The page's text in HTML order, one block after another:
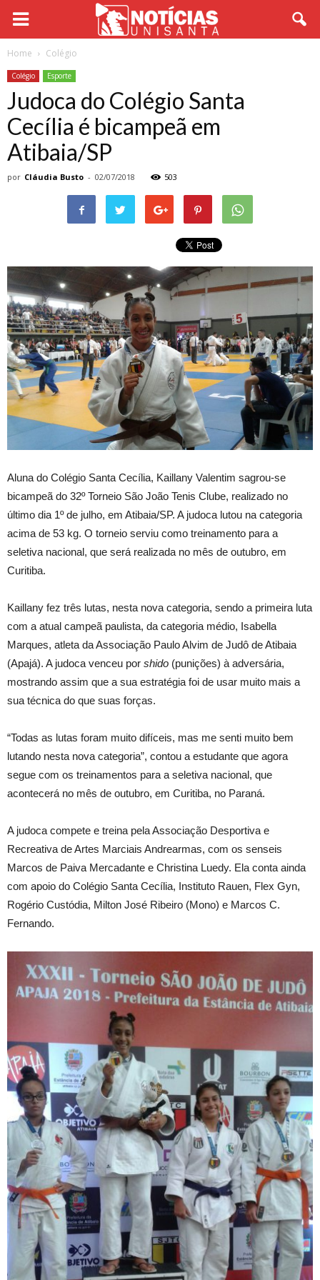
Home Colégio
Colégio Esporte
Judoca do Colégio Santa
Cecília é bicampeã em
Atibaia/SP
por Cláudia Busto - 02/07/2018 503
Aluna do Colégio Santa Cecília, Kaillany Valentim sagrou-se
bicampeã do 32º Torneio São João Tenis Clube, realizado no
último dia 1º de julho, em Atibaia/SP. A judoca lutou na categoria
acima de 53 kg. O torneio serviu como treinamento para a
seletiva nacional, que será realizada no mês de outubro, em
Curitiba.
Kaillany fez três lutas, nesta nova categoria, sendo a primeira luta
com a atual campeã paulista, da categoria médio, Isabella
Marques, atleta da Associação Paulo Alvim de Judô de Atibaia
(Apajá). A judoca venceu por shido (punições) à adversária,
mostrando assim que a sua estratégia foi de usar muito mais a
sua técnica do que suas forças.
“Todas as lutas foram muito difíceis, mas me senti muito bem
lutando nesta nova categoria”, contou a estudante que agora
segue com os treinamentos para a seletiva nacional, que
acontecerá no mês de outubro, em Curitiba, no Paraná.
A judoca compete e treina pela Associação Desportiva e
Recreativa de Artes Marciais Andrearmas, com os senseis
Marcos de Paiva Mercadante e Christina Luedy. Ela conta ainda
com apoio do Colégio Santa Cecília, Instituto Rauen, Flex Gyn,
Rogério Custódia, Milton José Ribeiro (Mono) e Marcos C.
Fernando.